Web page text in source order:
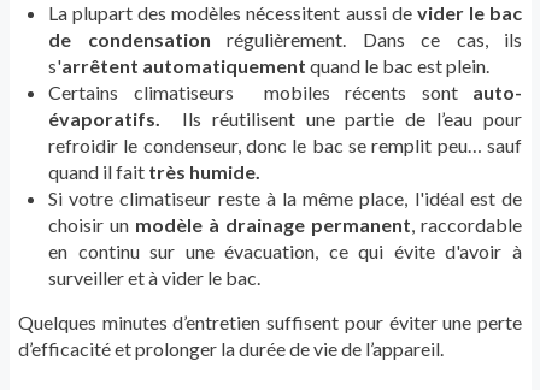
La plupart des modèles nécessitent aussi de vider le bac
de condensation régulièrement. Dans ce cas, ils
s'arrêtent automatiquement quand le bac est plein.
Certains climatiseurs mobiles récents sont auto-
évaporatifs.
Ils réutilisent une partie de l’eau pour
refroidir le condenseur, donc le bac se remplit peu… sauf
quand il fait très humide.
Si votre climatiseur reste à la même place, l'idéal est de
choisir un modèle à drainage permanent, raccordable
en continu sur une évacuation, ce qui évite d'avoir à
surveiller et à vider le bac.
Quelques minutes d’entretien suffisent pour éviter une perte
d’efficacité et prolonger la durée de vie de l’appareil.